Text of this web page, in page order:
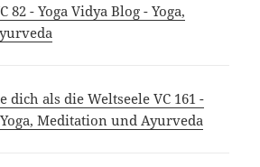
82 - Yoga Vidya Blog - Yoga,
dich als die Weltseele VC 161 -
Meditation und Ayurveda